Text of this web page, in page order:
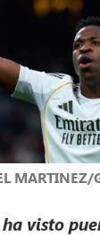
MARTINEZ/
visto